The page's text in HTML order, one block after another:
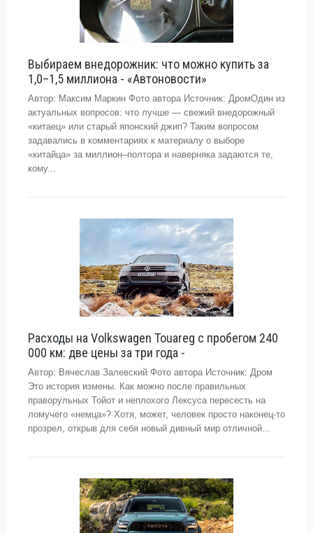
Выбираем внедорожник: что можно купить за
1,0–1,5 миллиона - «Автоновости»
Автор: Максим Маркин Фото автора Источник: ДромОдин из
актуальных вопросов: что лучше — свежий внедорожный
«китаец» или старый японский джип? Таким вопросом
задавались в комментариях к материалу о выборе
«китайца» за миллион–полтора и наверняка задаются те,
кому...
Расходы на Volkswagen Touareg с пробегом 240
000 км: две цены за три года -
Автор: Вячеслав Залевский Фото автора Источник: Дром
Это история измены. Как можно после правильных
праворульных Тойот и неплохого Лексуса пересесть на
ломучего «немца»? Хотя, может, человек просто наконец-то
прозрел, открыв для себя новый дивный мир отличной...